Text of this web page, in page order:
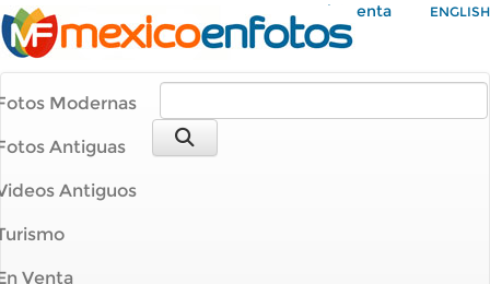
Mi Cuenta ENGLISH
Modernas
Antiguas
Antiguos
Venta